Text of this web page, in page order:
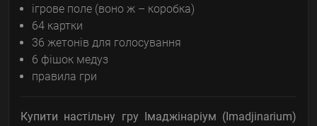
ігрове поле (воно ж – коробка)
64 картки
36 жетонів для голосування
6 фішок медуз
правила гри
Купити настільну гру Імаджінаріум (Imadjinarium)